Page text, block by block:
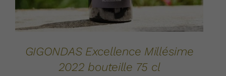
GIGONDAS Excellence Millésime
2022 bouteille 75 cl